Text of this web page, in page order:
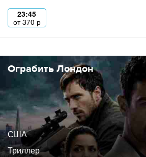
23:45
от370 р
Ограбить Лондон
США
Триллер